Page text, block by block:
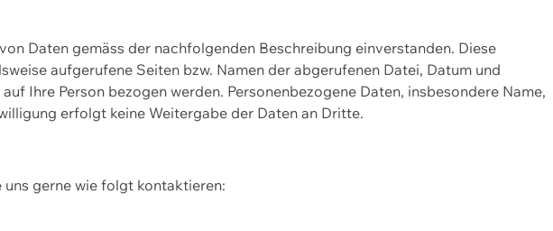
Daten gemäss der nachfolgenden Beschreibung einverstanden. Diese
aufgerufene Seiten bzw. Namen der abgerufenen Datei, Datum und
Ihre Person bezogen werden. Personenbezogene Daten, insbesondere Name,
erfolgt keine Weitergabe der Daten an Dritte.
uns gerne wie folgt kontaktieren: